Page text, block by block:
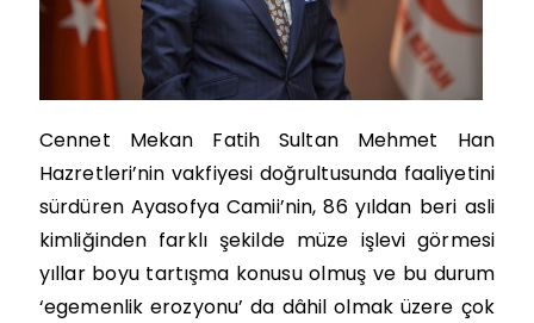
Cennet Mekan Fatih Sultan Mehmet Han
Hazretleri’nin vakfiyesi doğrultusunda faaliyetini
sürdüren Ayasofya Camii’nin, 86 yıldan beri asli
kimliğinden farklı şekilde müze işlevi görmesi
yıllar boyu tartışma konusu olmuş ve bu durum
‘egemenlik erozyonu’ da dâhil olmak üzere çok